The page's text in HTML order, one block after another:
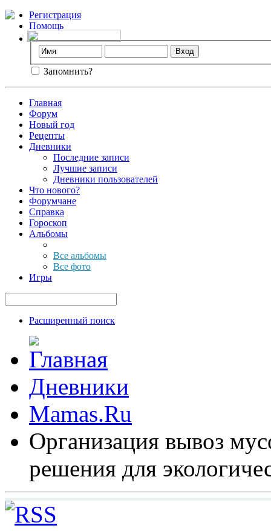
Регистрация
Помощь
Запомнить?
Главная
Форум
Новый год
Рецепты
Дневники
Последние записи
Лучшие записи
Дневники пользователей
Что нового?
Форумчане
Справка
Гороскоп
Альбомы
Все альбомы
Все фото
Игры
Расширенный поиск
Дневники
Mamas.Ru
Организация вывоз
решения для